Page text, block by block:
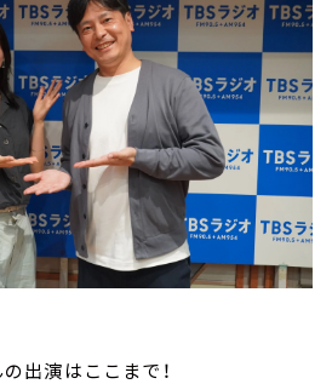
出演はここまで！